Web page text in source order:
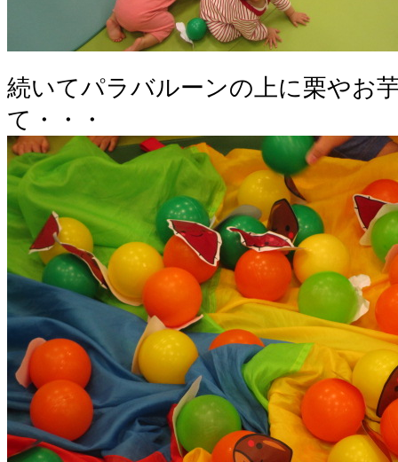
続いてパラバルーンの上に栗やお
て・・・